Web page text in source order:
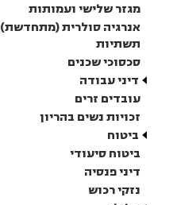
מגזר שלישי ועמותות
אנרגיה סולרית (מתחדשת)
תשתיות
סכסוכי שכנים
דיני עבודה
עובדים זרים
זכויות נשים בהריון
ביטוח
ביטוח סיעודי
דיני פנסיה
נזקי רכוש